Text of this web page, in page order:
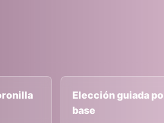
Elección guiada
base